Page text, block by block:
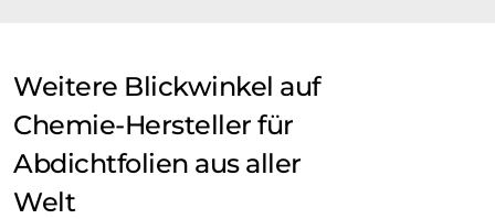
Weitere Blickwinkel auf
Chemie-Hersteller für
Abdichtfolien aus aller
Welt